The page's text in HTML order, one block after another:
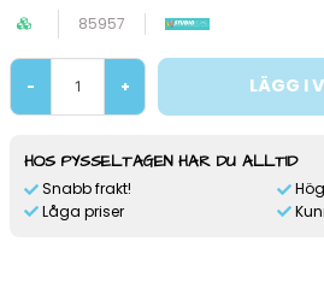
85957
- + LÄGG I
HOS PYSSELTAGEN HAR DU ALLTID
Snabb frakt!
Låga priser